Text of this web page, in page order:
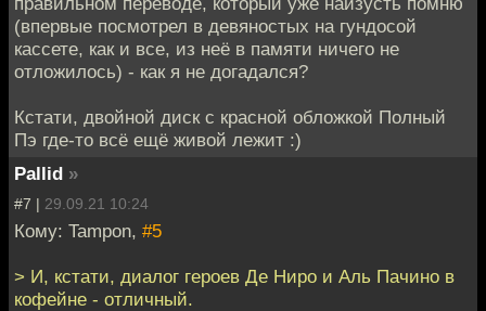
(впервые посмотрел в девяностых на гундосой
кассете, как и все, из неё в памяти ничего не
отложилось) - как я не догадался?
Кстати, двойной диск с красной обложкой Полный
Пэ где-то всё ещё живой лежит :)
Pallid »
#7 | 29.09.21 10:24
Кому: Tampon, #5
> И, кстати, диалог героев Де Ниро и Аль Пачино в
кофейне - отличный.